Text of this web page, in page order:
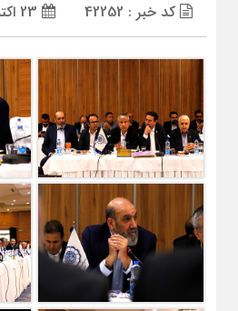
کد خبر : 42252